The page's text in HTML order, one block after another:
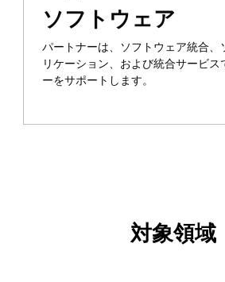
ソフトウェア
パートナーは、ソフトウェア統合
リケーション、および統合サービ
ーをサポートします。
対象領域